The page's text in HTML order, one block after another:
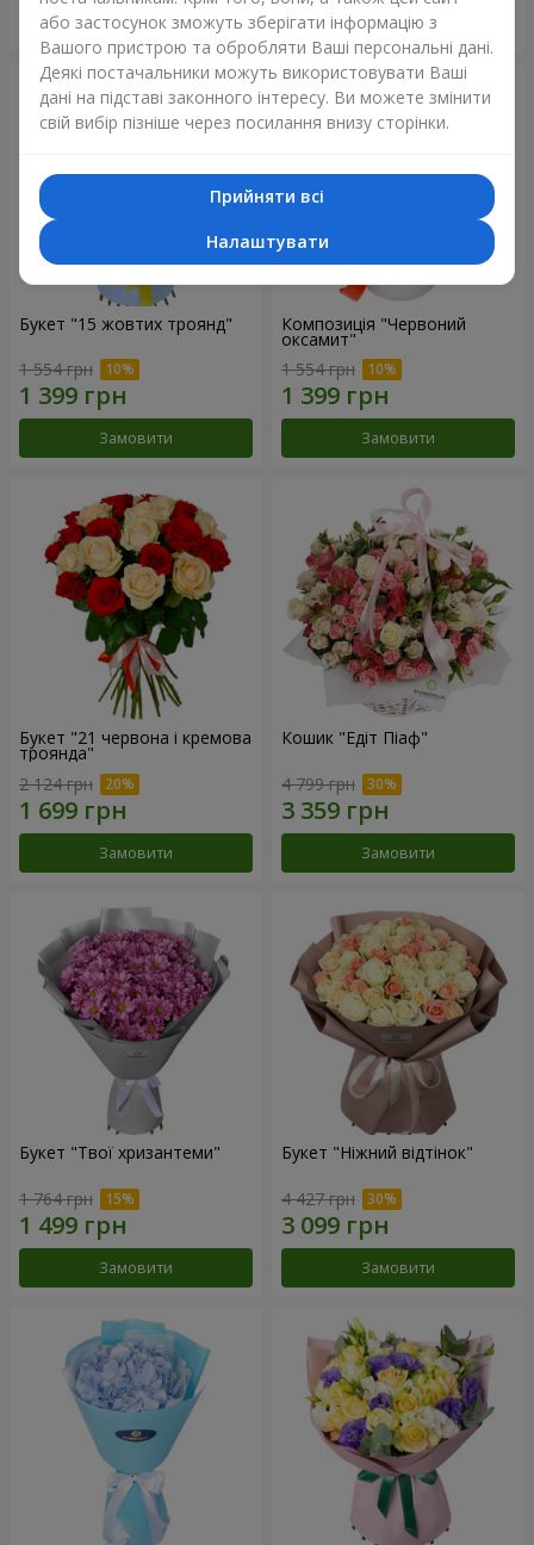
Замовити Замовити
Букет "15 жовтих троянд"
1 554 грн
Замовити
Композиція "Червоний
оксамит"
1 554 грн
Замовити
Букет "21 червона і кремова
троянда"
2 124 грн
Замовити
Кошик "Едіт Піаф"
4 799 грн
Замовити
Букет "Твої хризантеми"
1 764 грн
Замовити
Букет "Ніжний відтінок"
4 427 грн
Замовити
або застосунок зможуть зберігати інформацію з
Вашого пристрою та обробляти Ваші персональні дані.
Деякі постачальники можуть використовувати Ваші
дані на підставі законного інтересу. Ви можете змінити
свій вибір пізніше через посилання внизу сторінки.
Прийняти всі
Налаштувати